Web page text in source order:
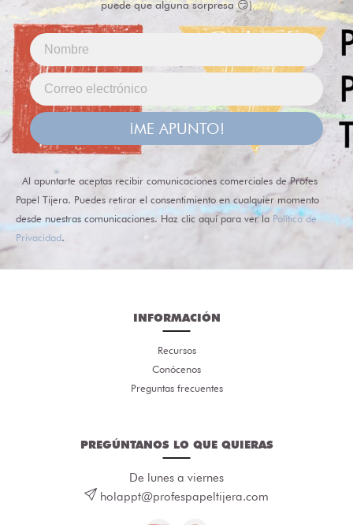
puede que alguna sorpresa 😏)
¡ME APUNTO!
Al apuntarte aceptas recibir comunicaciones comerciales de Profes
Papel Tijera. Puedes retirar el consentimiento en cualquier momento
desde nuestras comunicaciones. Haz clic aquí para ver la Política de
Privacidad.
INFORMACIÓN
Recursos
Conócenos
Preguntas frecuentes
PREGÚNTANOS LO QUE QUIERAS
De lunes a viernes
holappt@profespapeltijera.com